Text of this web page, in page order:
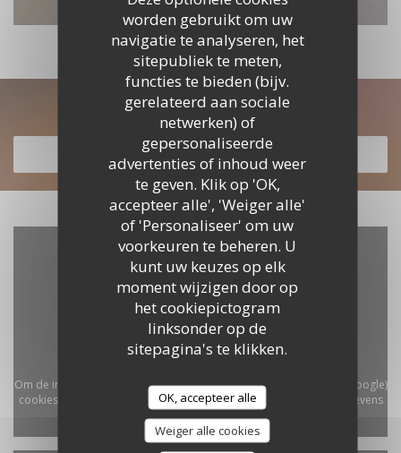
worden gebruikt om uw
navigatie te analyseren, het
sitepubliek te meten,
functies te bieden (bijv.
gerelateerd aan sociale
netwerken) of
gepersonaliseerde
advertenties of inhoud weer
te geven. Klik op 'OK,
accepteer alle', 'Weiger alle'
of 'Personaliseer' om uw
voorkeuren te beheren. U
kunt uw keuzes op elk
moment wijzigen door op
het cookiepictogram
linksonder op de
sitepagina's te klikken.
OK, accepteer alle
Weiger alle cookies
Ontdek ons menu
ONTDEK ONS MENU
Om de interactieve Waze-kaart weer te geven, moet u Waze Map (Google)
cookies accepteren. Deze cookies kunnen navigatie- en locatiegegevens
verzamelen. Toestaan